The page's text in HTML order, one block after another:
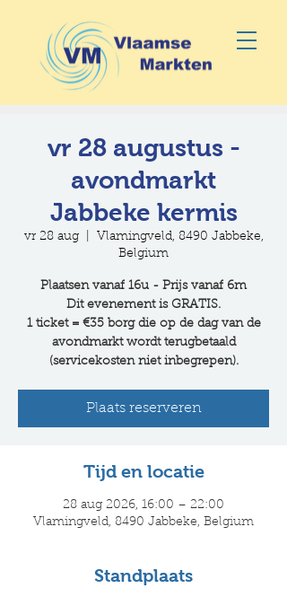
vr 28 augustus -
avondmarkt
Jabbeke kermis
vr 28 aug
  |
Vlamingveld, 8490 Jabbeke,
Belgium
Plaatsen vanaf 16u - Prijs vanaf 6m
Dit evenement is GRATIS.
1 ticket = €35 borg die op de dag van de
avondmarkt wordt terugbetaald
(servicekosten niet inbegrepen).
Plaats reserveren
Tijd en locatie
28 aug 2026, 16:00 – 22:00
Vlamingveld, 8490 Jabbeke, Belgium
Standplaats